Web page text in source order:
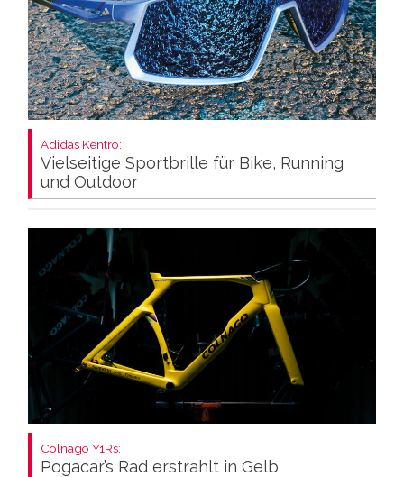
Adidas Kentro:
Vielseitige Sportbrille für Bike, Running
und Outdoor
Colnago Y1Rs:
Pogacar’s Rad erstrahlt in Gelb